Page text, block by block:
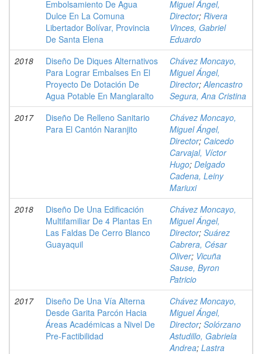
Embolsamiento De Agua
Dulce En La Comuna
Libertador Bolívar, Provincia
De Santa Elena
Miguel Ángel,
Director; Rivera
Vinces, Gabriel
Eduardo
2018
Diseño De Diques Alternativos
Para Lograr Embalses En El
Proyecto De Dotación De
Agua Potable En Manglaralto
Chávez Moncayo,
Miguel Ángel,
Director;Alencastro
Segura, Ana Cristina
2017
Diseño De Relleno Sanitario
Para El Cantón Naranjito
Chávez Moncayo,
Miguel Ángel,
Director; Caicedo
Carvajal, Víctor
Hugo; Delgado
Cadena, Leiny
Mariuxi
2018
Diseño De Una Edificación
Multifamiliar De 4 Plantas En
Las Faldas De Cerro Blanco
Guayaquil
Chávez Moncayo,
Miguel Ángel,
Director; Suárez
Cabrera, César
Oliver; Vicuña
Sause, Byron
Patricio
2017
Diseño De Una Vía Alterna
Desde Garita Parcón Hacia
Áreas Académicas a Nivel De
Pre-Factibilidad
Chávez Moncayo,
Miguel Ángel,
Director; Solórzano
Astudillo, Gabriela
Andrea; Lastra